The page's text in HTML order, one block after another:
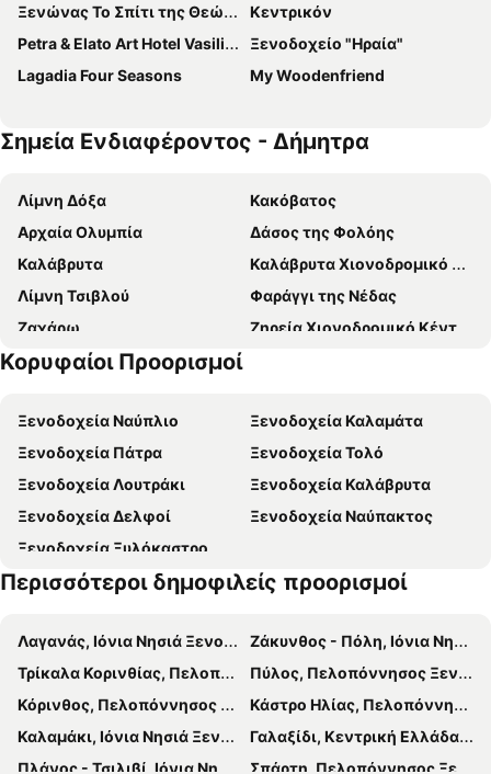
Ξενώνας Το Σπίτι της Θεώνης
Κεντρικόν
Petra & Elato Art Hotel Vasilikos
Ξενοδοχείο "Ηραία"
Lagadia Four Seasons
My Woodenfriend
Σημεία Ενδιαφέροντος - Δήμητρα
Λίμνη Δόξα
Κακόβατος
Αρχαία Ολυμπία
Δάσος της Φολόης
Καλάβρυτα
Καλάβρυτα Χιονοδρομικό Κέντρο
Λίμνη Τσιβλού
Φαράγγι της Νέδας
Ζαχάρω
Ζηρεία Χιονοδρομικό Κέντρο
Πλατεία Άρεως
Παραδοσιακός Οικισμός Βυτίνας
Παραδοσιακός Οικισμός Μαγούλιανας
Ποταμός Λάδωνας
Σπήλαιο Καστριάς - Σπήλαιο Λιμνών
Αχάια Κλάους
Ξενώνας Ολυμπίας
Φράγμα Λάδωνα
Παραδοσιακός Οικισμός Βεσινίου
Παραδοσιακός Οικισμός Λαγκαδίων
Ύδατα Στυγός
Μαλλιαροπούλειο Θέατρο
Αεροδρόμιο Επιταλίου
Πλατεία Εθνάρχου Μακαρίου
Παραδοσιακός Οικισμός Ζάτουνας
Καταρράκτης Βρόντου
Παζάρι των Γυναικών
Κορυφαίοι Προορισμοί
Ξενοδοχεία Ναύπλιο
Ξενοδοχεία Καλαμάτα
Ξενοδοχεία Πάτρα
Ξενοδοχεία Τολό
Ξενοδοχεία Λουτράκι
Ξενοδοχεία Καλάβρυτα
Ξενοδοχεία Δελφοί
Ξενοδοχεία Ναύπακτος
Ξενοδοχεία Ξυλόκαστρο
Περισσότεροι δημοφιλείς προορισμοί
Λαγανάς, Ιόνια Νησιά Ξενοδοχεία
Ζάκυνθος - Πόλη, Ιόνια Νησιά Ξενοδοχεία
Τρίκαλα Κορινθίας, Πελοπόννησος Ξενοδοχεία
Πύλος, Πελοπόννησος Ξενοδοχεία
Κόρινθος, Πελοπόννησος Ξενοδοχεία
Κάστρο Ηλίας, Πελοπόννησος Ξενοδοχεία
Καλαμάκι, Ιόνια Νησιά Ξενοδοχεία
Γαλαξίδι, Κεντρική Ελλάδα Ξενοδοχεία
Πλάνος - Τσιλιβί, Ιόνια Νησιά Ξενοδοχεία
Σπάρτη, Πελοπόννησος Ξενοδοχεία